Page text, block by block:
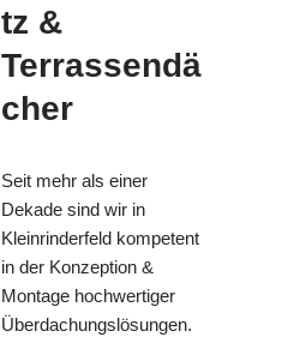
tz &
Terrassendä
cher
Seit mehr als einer
Dekade sind wir in
Kleinrinderfeld kompetent
in der Konzeption &
Montage hochwertiger
Überdachungslösungen.